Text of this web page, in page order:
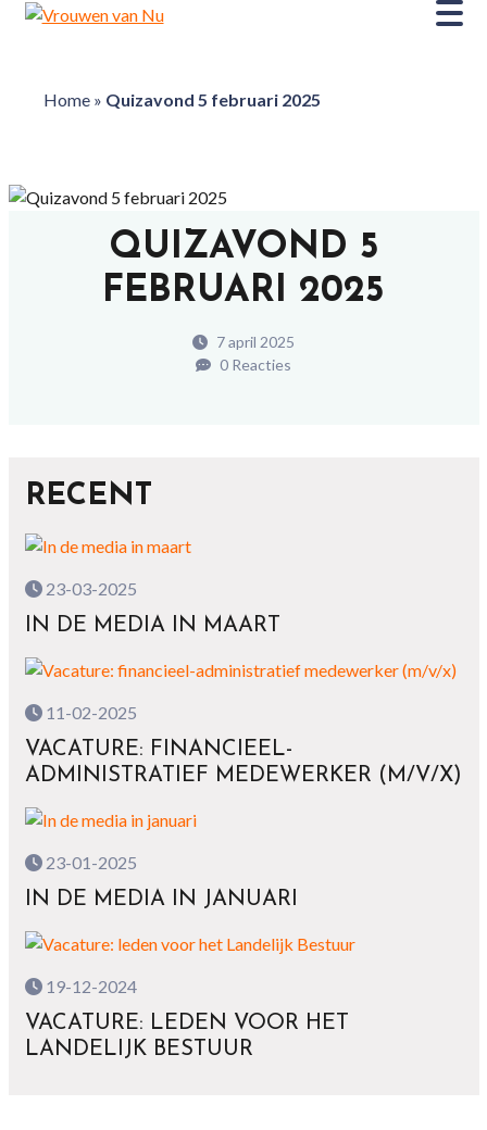
Home» Quizavond 5 februari 2025
QUIZAVOND 5
FEBRUARI 2025
7 april 2025
0 Reacties
RECENT
23-03-2025
IN DE MEDIA IN MAART
11-02-2025
VACATURE: FINANCIEEL-
ADMINISTRATIEF MEDEWERKER (M/V/X)
23-01-2025
IN DE MEDIA IN JANUARI
19-12-2024
VACATURE: LEDEN VOOR HET
LANDELIJK BESTUUR